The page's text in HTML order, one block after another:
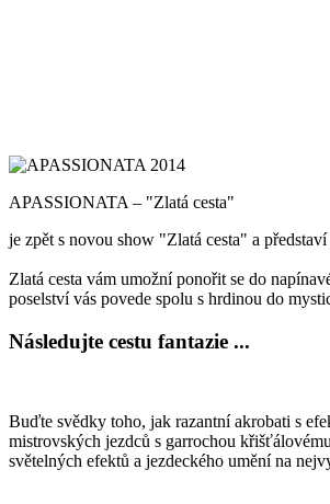
APASSIONATA – "Zlatá cesta"
je zpět s novou show "Zlatá cesta" a představí
Zlatá cesta vám umožní ponořit se do
poselství vás povede spolu s hrdinou do
Následujte cestu fantazie ...
Buďte svědky toho, jak razantní akrobati s
mistrovských jezdců s garrochou
světelných efektů a jezdeckého umění na